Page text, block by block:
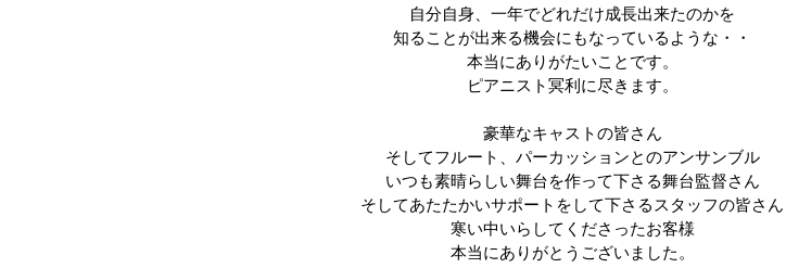
自分自身、一年でどれだけ成長出来たのかを
知ることが出来る機会にもなっているような・・
本当にありがたいことです。
ピアニスト冥利に尽きます。
豪華なキャストの皆さん
そしてフルート、パーカッションとのアンサンブル
いつも素晴らしい舞台を作って下さる舞台監督さん
そしてあたたかいサポートをして下さるスタッフの皆さん
寒い中いらしてくださったお客様
本当にありがとうございました。